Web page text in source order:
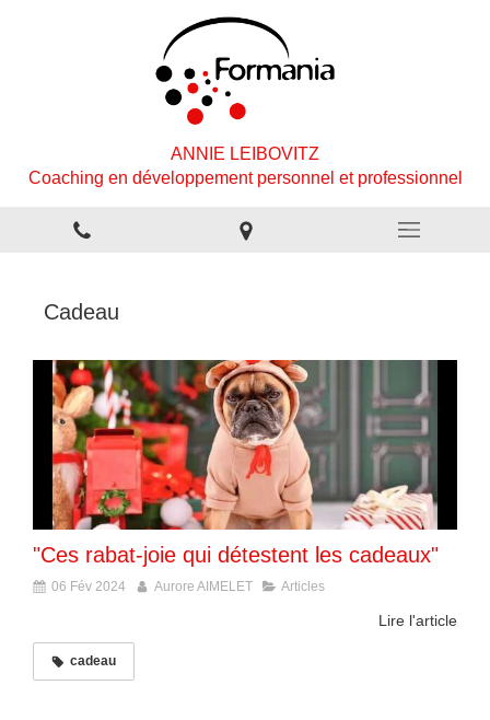
ANNIE LEIBOVITZ
Coaching en développement personnel et professionnel
Cadeau
"Ces rabat-joie qui détestent les cadeaux"
06 Fév 2024 Aurore AIMELET Articles
Lire l'article
cadeau